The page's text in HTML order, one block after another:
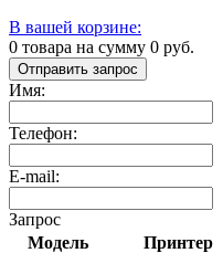
В вашей корзине:
0 товара на сумму 0 руб.
Отправить запрос
Имя:
Телефон:
E-mail:
Запрос
Модель
Принтер